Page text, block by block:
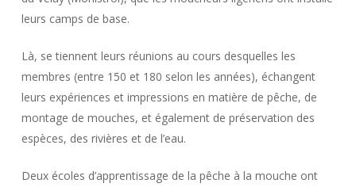
leurs camps de base.
Là, se tiennent leurs réunions au cours desquelles les
membres (entre 150 et 180 selon les années), échangent
leurs expériences et impressions en matière de pêche, de
montage de mouches, et également de préservation des
espèces, des rivières et de l’eau.
Deux écoles d’apprentissage de la pêche à la mouche ont